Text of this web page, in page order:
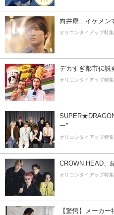
向井康二イケメン
オリコンタイアップ特集
デカすぎ都市伝説
オリコンタイアップ特集
ー”
オリコンタイアップ特集
CROWN HEAD、
オリコンタイアップ特集
【驚愕】メーカ